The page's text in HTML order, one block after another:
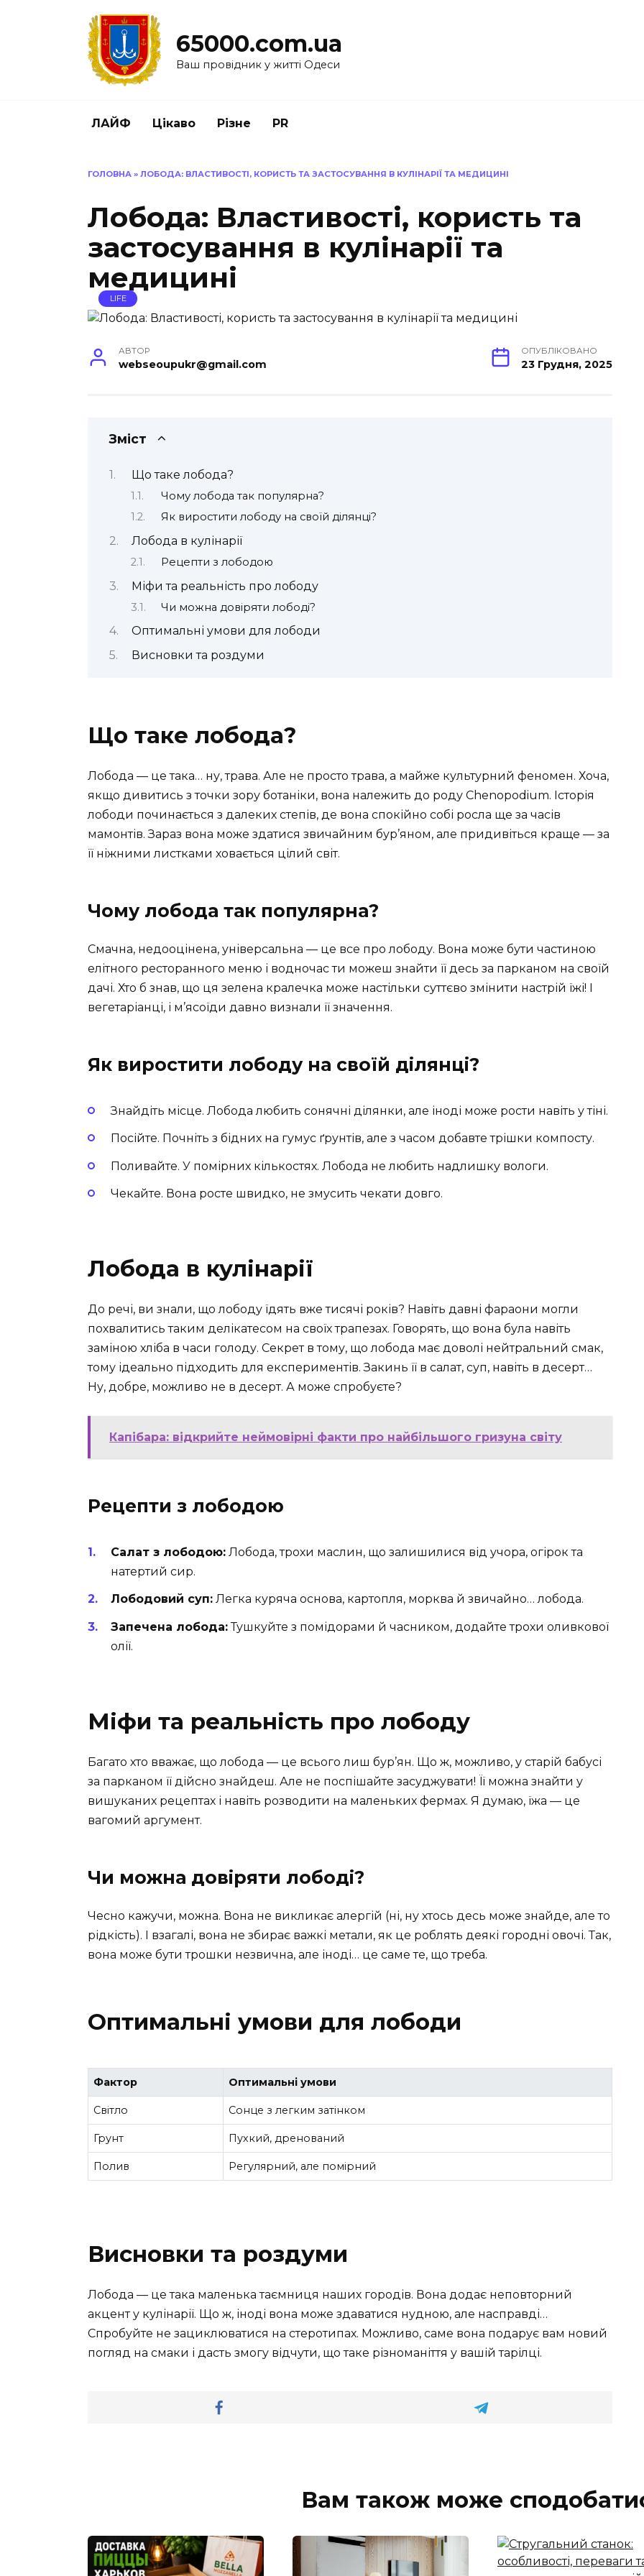
65000.com.ua
Ваш провідник у житті Одеси
ЛАЙФ Цікаво Різне PR
ГОЛОВНА » ЛОБОДА: ВЛАСТИВОСТІ, КОРИСТЬ ТА ЗАСТОСУВАННЯ В КУЛІНАРІЇ ТА МЕДИЦИНІ
Лобода: Властивості, користь та
застосування в кулінарії та
медицині
LIFE
АВТОР
webseoupukr@gmail.com
ОПУБЛІКОВАНО
23 Грудня, 2025
Зміст
Що таке лобода?
Чому лобода так популярна?
Як виростити лободу на своїй ділянці?
Лобода в кулінарії
Рецепти з лободою
Міфи та реальність про лободу
Чи можна довіряти лободі?
Оптимальні умови для лободи
Висновки та роздуми
Що таке лобода?
Лобода — це така… ну, трава. Але не просто трава, а майже культурний феномен. Хоча,
якщо дивитись з точки зору ботаніки, вона належить до роду Chenopodium. Історія
лободи починається з далеких степів, де вона спокійно собі росла ще за часів
мамонтів. Зараз вона може здатися звичайним бур’яном, але придивіться краще — за
її ніжними листками ховається цілий світ.
Чому лобода так популярна?
Смачна, недооцінена, універсальна — це все про лободу. Вона може бути частиною
елітного ресторанного меню і водночас ти можеш знайти її десь за парканом на своїй
дачі. Хто б знав, що ця зелена кралечка може настільки суттєво змінити настрій їжі! І
вегетаріанці, і м’ясоїди давно визнали її значення.
Як виростити лободу на своїй ділянці?
Знайдіть місце. Лобода любить сонячні ділянки, але іноді може рости навіть у тіні.
Посійте. Почніть з бідних на гумус ґрунтів, але з часом добавте трішки компосту.
Поливайте. У помірних кількостях. Лобода не любить надлишку вологи.
Чекайте. Вона росте швидко, не змусить чекати довго.
Лобода в кулінарії
До речі, ви знали, що лободу їдять вже тисячі років? Навіть давні фараони могли
похвалитись таким делікатесом на своїх трапезах. Говорять, що вона була навіть
заміною хліба в часи голоду. Секрет в тому, що лобода має доволі нейтральний смак,
тому ідеально підходить для експериментів. Закинь її в салат, суп, навіть в десерт…
Ну, добре, можливо не в десерт. А може спробуєте?
Капібара: відкрийте неймовірні факти про найбільшого гризуна світу
Рецепти з лободою
Салат з лободою: Лобода, трохи маслин, що залишилися від учора, огірок та
натертий сир.
Лободовий суп: Легка куряча основа, картопля, морква й звичайно… лобода.
Запечена лобода:Тушкуйте з помідорами й часником, додайте трохи оливкової
олії.
Міфи та реальність про лободу
Багато хто вважає, що лобода — це всього лиш бур’ян. Що ж, можливо, у старій бабусі
за парканом її дійсно знайдеш. Але не поспішайте засуджувати! Її можна знайти у
вишуканих рецептах і навіть розводити на маленьких фермах. Я думаю, їжа — це
вагомий аргумент.
Чи можна довіряти лободі?
Чесно кажучи, можна. Вона не викликає алергій (ні, ну хтось десь може знайде, але то
рідкість). І взагалі, вона не збирає важкі метали, як це роблять деякі городні овочі. Так,
вона може бути трошки незвична, але іноді… це саме те, що треба.
Оптимальні умови для лободи
Фактор Оптимальні умови
Світло Сонце з легким затінком
Грунт Пухкий, дренований
Полив Регулярний, але помірний
Висновки та роздуми
Лобода — це така маленька таємниця наших городів. Вона додає неповторний
акцент у кулінарії. Що ж, іноді вона може здаватися нудною, але насправді…
Спробуйте не зациклюватися на стеротипах. Можливо, саме вона подарує вам новий
погляд на смаки і дасть змогу відчути, що таке різноманіття у вашій тарілці.
Вам також може